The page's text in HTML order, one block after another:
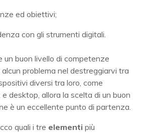
ed obiettivi;
con gli strumenti digitali.
un buon livello di competenze
problema nel destreggiarvi tra
diversi tra loro, come
desktop, allora la scelta di un buon
è un eccellente punto di partenza.
quali i tre elementi più